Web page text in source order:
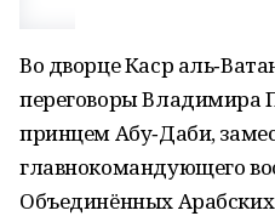
Во дворце Каср
переговоры Владимира
принцем Абу‑Даби,
главнокомандующего
Объединённых